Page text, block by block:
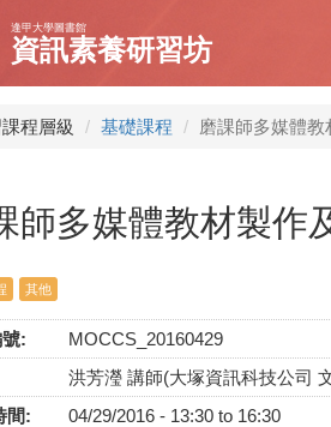
逢甲大學圖書館
資訊素養研習坊
程層級 基礎課程 磨課師多媒體
師多媒體教材製作
其他
:
MOCCS_20160429
洪芳瀅 講師(大塚資訊科技公司
間:
04/29/2016 - 13:30 to 16:30